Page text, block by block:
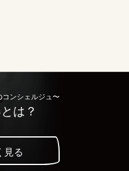
ンシェルジュ〜
は？
見る